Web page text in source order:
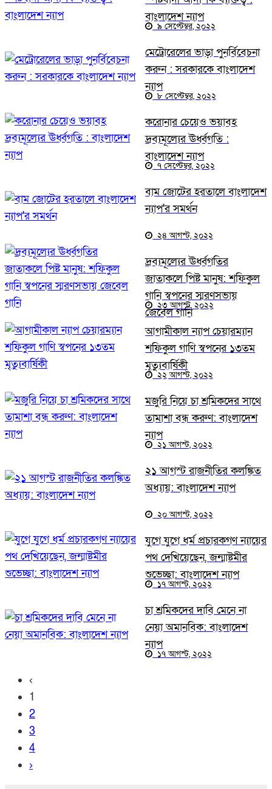
বাংলাদেশ ন্যাপ
৯ সেপ্টেম্বর, ২০২২
মেট্রোরেলের ভাড়া পুনর্বিবেচনা
করুন : সরকারকে বাংলাদেশ
ন্যাপ
৮ সেপ্টেম্বর, ২০২২
করোনার চেয়েও ভয়াবহ
দ্রব্যমূল্যের ঊর্ধ্বগতি :
বাংলাদেশ ন্যাপ
৭ সেপ্টেম্বর, ২০২২
বাম জোটের হরতালে বাংলাদেশ
ন্যাপ'র সমর্থন
২৪ আগস্ট, ২০২২
দ্রব্যমূল্যের ঊর্ধ্বগতির
জাতাকলে পিষ্ট মানুষ: শফিকুল
গানি স্বপনের স্মরণসভায়
জেবেল গানি
২৩ আগস্ট, ২০২২
আগামীকাল ন্যাপ চেয়ারম্যান
শফিকুল গাণি স্বপনের ১৩তম
মৃত্যুবার্ষিকী
২২ আগস্ট, ২০২২
মজুরি নিয়ে চা শ্রমিকদের সাথে
তামাশা বন্ধ করুণ: বাংলাদেশ
ন্যাপ
২১ আগস্ট, ২০২২
২১ আগস্ট রাজনীতির কলঙ্কিত
অধ্যায়: বাংলাদেশ ন্যাপ
২০ আগস্ট, ২০২২
যুগে যুগে ধর্ম প্রচারকগণ ন্যায়ের
পথ দেখিয়েছেন, জন্মাষ্টমীর
শুভেচ্ছা: বাংলাদেশ ন্যাপ
১৭ আগস্ট, ২০২২
চা শ্রমিকদের দাবি মেনে না
নেয়া অমানবিক: বাংলাদেশ
ন্যাপ
১৭ আগস্ট, ২০২২
‹
1
2
3
4
›